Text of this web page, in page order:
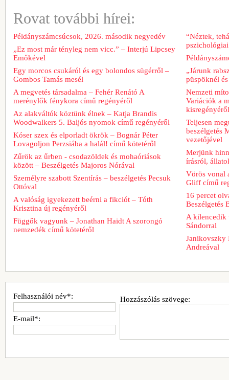
Rovat további hírei:
Példányszámcsúcsok, 2026. második negyedév
„Ez most már tényleg nem vicc.” – Interjú Lipcsey
Emőkével
Egy morcos csukáról és egy bolondos sügérről –
Gombos Tamás mesél
A megvetés társadalma – Fehér Renátó A
merénylők fénykora című regényéről
Az alakváltók köztünk élnek – Katja Brandis
Woodwalkers 5. Baljós nyomok című regényéről
Kóser szex és elporladt ökrök – Bognár Péter
Lovagoljon Perzsiába a halál! című kötetéről
Zűrök az űrben - csodazöldek és mohaóriások
között – Beszélgetés Majoros Nórával
Személyre szabott Szentírás – beszélgetés Pecsuk
Ottóval
A valóság igyekezett beérni a fikciót – Tóth
Krisztina új regényéről
Függők vagyunk – Jonathan Haidt A szorongó
nemzedék című kötetéről
“Néztek,
„Járunk
püspöknél
Nemzeti
Variációk a
kisregényéről
Teljesen
beszélgetés
vezetőjével
Merjünk
írásról,
Vörös vonal
Gliff című
16 percet
Beszélgetés
A kilencedik
Sándorral
Janikovszky
Andreával
Hozzászólás szövege:
Felhasználói név*:
E-mail*: